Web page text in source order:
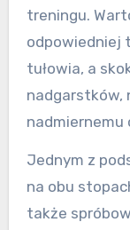
treningu.
odpowiedniej
tułowia, a
nadgarstków,
nadmiernemu
Jednym z
na obu
także